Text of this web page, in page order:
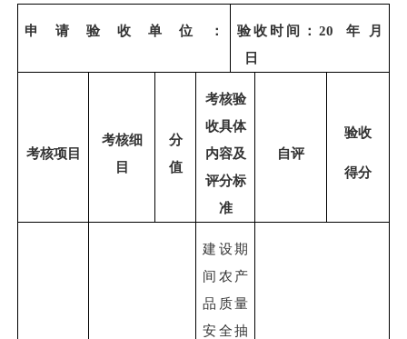
申请验收单位： 验收时间： 20 年 月
日
考核项目
考核细
目
分
值
考核验
收具体
内容及
评分标
准
自评
验收
得分
建设期
间农产
品质量
安全抽